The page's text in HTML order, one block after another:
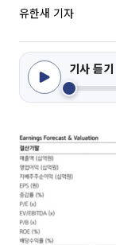
유한새 기자
기사 듣기